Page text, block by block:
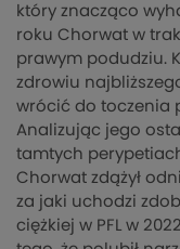
który znacząco
roku Chorwat w
prawym podudziu.
zdrowiu
wrócić do toczenia
Analizując jego
tamtych
Chorwat zdążył
za jaki uchodzi
ciężkiej w PFL w